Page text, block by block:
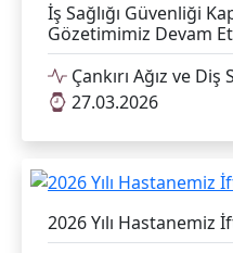
İş Sağlığı Güvenliği
Gözetimimiz Devam
Çankırı Ağız ve Diş
27.03.2026
2026 Yılı Hastanemiz